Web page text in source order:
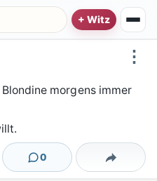
⋮
morgens immer
0
Kommentare Teilen